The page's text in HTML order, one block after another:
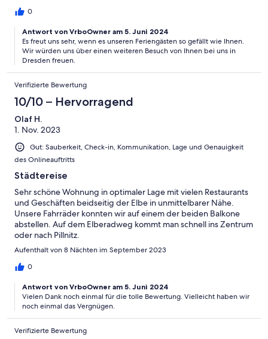
0
Antwort von VrboOwner am 5. Juni 2024
Es freut uns sehr, wenn es unseren Feriengästen so gefällt wie Ihnen.
Wir würden uns über einen weiteren Besuch von Ihnen bei uns in
Dresden freuen.
Verifizierte Bewertung
10/10 – Hervorragend
Olaf H.
1. Nov. 2023
Gut: Sauberkeit, Check-in, Kommunikation, Lage und Genauigkeit
des Onlineauftritts
Städtereise
Sehr schöne Wohnung in optimaler Lage mit vielen Restaurants
und Geschäften beidseitig der Elbe in unmittelbarer Nähe.
Unsere Fahrräder konnten wir auf einem der beiden Balkone
abstellen. Auf dem Elberadweg kommt man schnell ins Zentrum
oder nach Pillnitz.
Aufenthalt von 8 Nächten im September 2023
0
Antwort von VrboOwner am 5. Juni 2024
Vielen Dank noch einmal für die tolle Bewertung. Vielleicht haben wir
noch einmal das Vergnügen.
Verifizierte Bewertung